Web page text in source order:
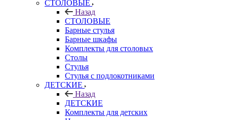
СТОЛОВЫЕ
Назад
СТОЛОВЫЕ
Барные стулья
Барные шкафы
Комплекты для столовых
Столы
Стулья
Стулья с подлокотниками
ДЕТСКИЕ
Назад
ДЕТСКИЕ
Комплекты для детских